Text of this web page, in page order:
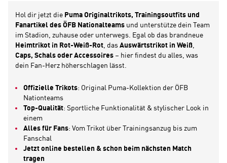
Hol dir jetzt die Puma Originaltrikots, Trainingsoutfits und
Fanartikel des ÖFB Nationalteams und unterstütze dein Team
im Stadion, zuhause oder unterwegs. Egal ob das brandneue
Heimtrikot in Rot-Weiß-Rot , das Auswärtstrikot in Weiß
Caps, Schals oder Accessoires – hier findest du alles, was
dein Fan-Herz höherschlagen lässt.
Offizielle Trikots: Original Puma-Kollektion der ÖFB
Nationteams
Top-Qualität: Sportliche Funktionalität & stylischer Look in
einem
Alles für Fans: Vom Trikot über Trainingsanzug bis zum
Fanschal
Jetzt online bestellen & schon beim nächsten Match
tragen